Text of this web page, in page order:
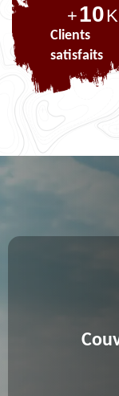
+10K
Clients
satisfaits